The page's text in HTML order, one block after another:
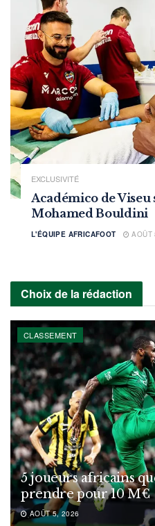
EXCLUSIVITÉ
Académico de Viseu
Mohamed Bouldini
L'ÉQUIPE AFRICAFOOT AOÛT
Choix de la rédaction
CLASSEMENT
5 joueurs africains
prendre pour 10 M€
AOÛT 5, 2026